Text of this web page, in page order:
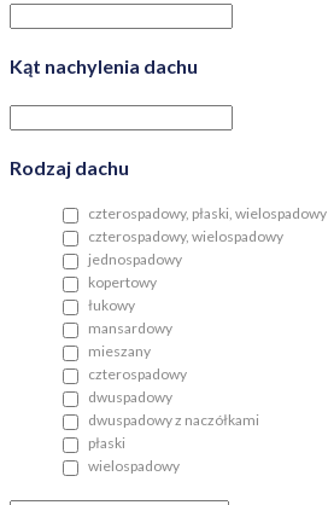
Kąt nachylenia dachu
Rodzaj dachu
czterospadowy, płaski, wielospadowy
czterospadowy, wielospadowy
jednospadowy
kopertowy
łukowy
mansardowy
mieszany
czterospadowy
dwuspadowy
dwuspadowy z naczółkami
płaski
wielospadowy